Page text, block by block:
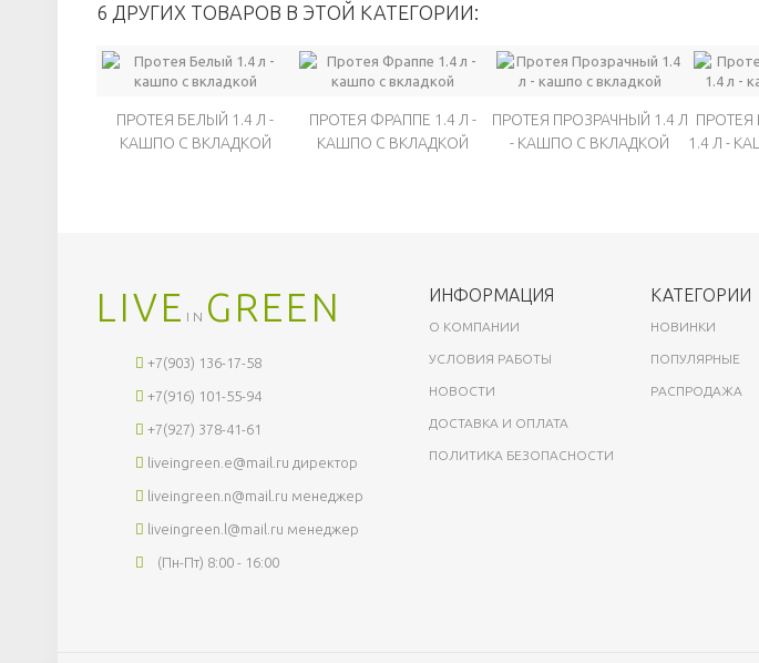
6 ДРУГИХ ТОВАРОВ В ЭТОЙ КАТЕГОРИИ:
ПРОТЕЯ БЕЛЫЙ 1.4 Л -
КАШПО С ВКЛАДКОЙ
ПРОТЕЯ ФРАППЕ 1.4 Л -
КАШПО С ВКЛАДКОЙ
ПРОТЕЯ ПРОЗРАЧНЫЙ 1.4 Л
- КАШПО С ВКЛАДКОЙ
ПРОТЕЯ
1.4 Л -
LIVE IN GREEN
+7(903) 136-17-58
+7(916) 101-55-94
+7(927) 378-41-61
liveingreen.e@mail.ru директор
liveingreen.n@mail.ru менеджер
liveingreen.l@mail.ru менеджер
(Пн-Пт) 8:00 - 16:00
ИНФОРМАЦИЯ
О КОМПАНИИ
УСЛОВИЯ РАБОТЫ
НОВОСТИ
ДОСТАВКА И ОПЛАТА
ПОЛИТИКА БЕЗОПАСНОСТИ
КАТЕГОРИИ
НОВИНКИ
ПОПУЛЯРНЫЕ
РАСПРОДАЖА